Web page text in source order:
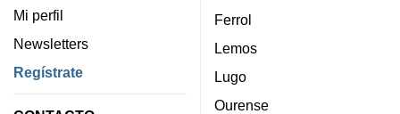
Mi perfil
Newsletters
Regístrate
Ferrol
Lemos
Lugo
Ourense